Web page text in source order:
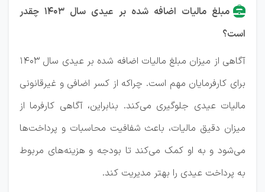
مبلغ مالیات اضافه شده بر عیدی سال ۱۴۰۳ چقدر
است؟
آگاهی از میزان مبلغ مالیات اضافه شده بر عیدی سال ۱۴۰۳
برای کارفرمایان مهم است. چراکه از کسر اضافی و غیرقانونی
مالیات عیدی جلوگیری می‌کند. بنابراین، آگاهی کارفرما از
میزان دقیق مالیات، باعث شفافیت محاسبات و پرداخت‌ها
می‌شود و به او کمک می‌کند تا بودجه و هزینه‌های مربوط
به پرداخت عیدی را بهتر مدیریت کند.